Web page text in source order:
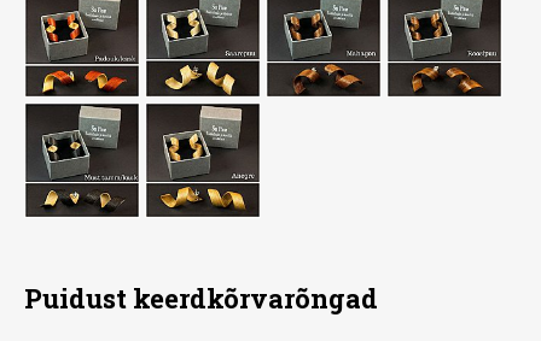
Puidust keerdkõrvarõngad